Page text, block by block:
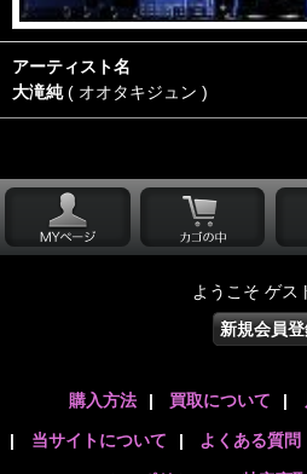
アーティスト名
大滝純( オオタキジュン )
ようこそ ゲス
新規会員
購入方法 | 買取について |
| 当サイトについて | よくある質問